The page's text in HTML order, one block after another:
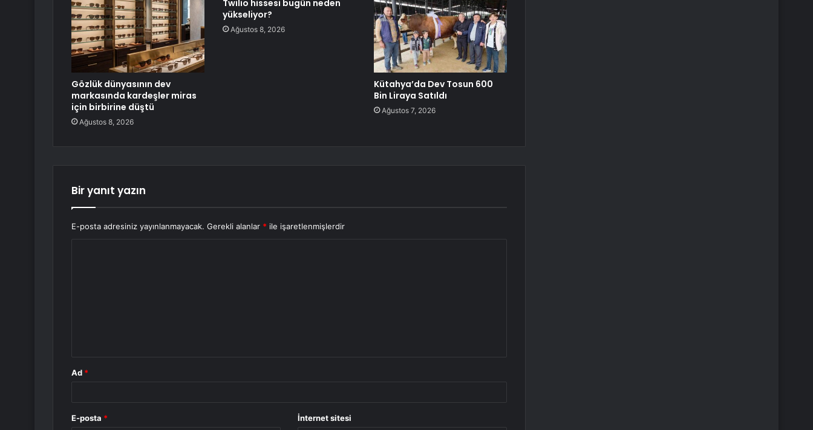
Gözlük dünyasının dev
markasında kardeşler miras
için birbirine düştü
Ağustos 8, 2026
Twilio hissesi bugün neden
yükseliyor?
Ağustos 8, 2026
Kütahya’da Dev Tosun 600
Bin Liraya Satıldı
Ağustos 7, 2026
Bir yanıt yazın
E-posta adresiniz yayınlanmayacak. Gerekli alanlar * ile işaretlenmişlerdir
Ad *
E-posta * İnternet sitesi